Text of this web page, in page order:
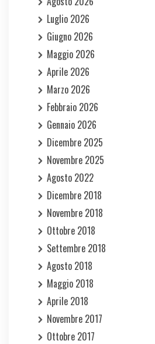
Luglio 2026
Giugno 2026
Maggio 2026
Aprile 2026
Marzo 2026
Febbraio 2026
Gennaio 2026
Dicembre 2025
Novembre 2025
Agosto 2022
Dicembre 2018
Novembre 2018
Ottobre 2018
Settembre 2018
Agosto 2018
Maggio 2018
Aprile 2018
Novembre 2017
Ottobre 2017